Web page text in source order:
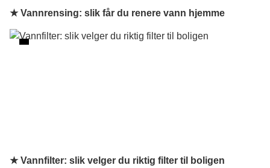
★ Vannrensing: slik får du renere vann hjemme
★ Vannfilter: slik velger du riktig filter til boligen